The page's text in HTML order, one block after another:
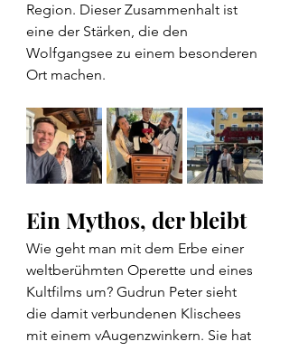
Region. Dieser Zusammenhalt ist
eine der Stärken, die den
Wolfgangsee zu einem besonderen
Ort machen.
Ein Mythos, der bleibt
Wie geht man mit dem Erbe einer
weltberühmten Operette und eines
Kultfilms um? Gudrun Peter sieht
die damit verbundenen Klischees
mit einem vAugenzwinkern. Sie hat